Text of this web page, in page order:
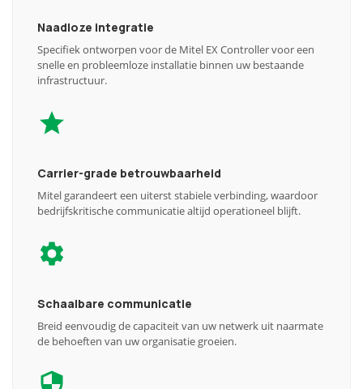
Naadloze integratie
Specifiek ontworpen voor de Mitel EX Controller voor een
snelle en probleemloze installatie binnen uw bestaande
infrastructuur.
Carrier-grade betrouwbaarheid
Mitel garandeert een uiterst stabiele verbinding, waardoor
bedrijfskritische communicatie altijd operationeel blijft.
Schaalbare communicatie
Breid eenvoudig de capaciteit van uw netwerk uit naarmate
de behoeften van uw organisatie groeien.